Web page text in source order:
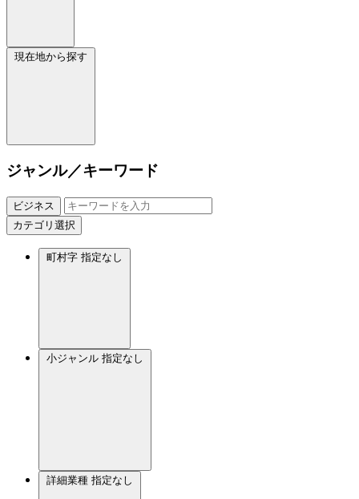
現在地から探す
ジャンル／キーワード
ビジネス
カテゴリ選択
町村字 指定なし
小ジャンル 指定なし
詳細業種 指定なし